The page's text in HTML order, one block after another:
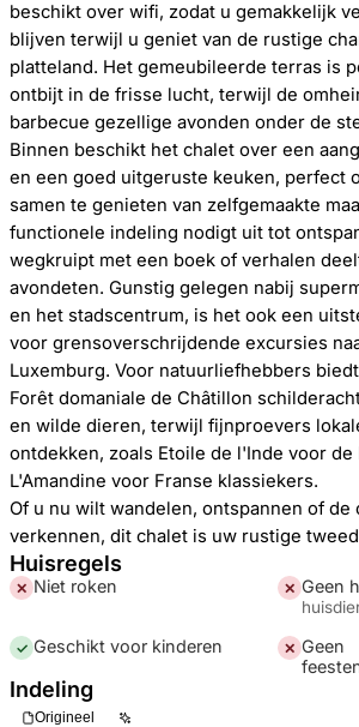
beschikt over wifi, zodat u gemakkelijk
blijven terwijl u geniet van de rustige
platteland. Het gemeubileerde terras is
ontbijt in de frisse lucht, terwijl de
barbecue gezellige avonden onder de
Binnen beschikt het chalet over een
en een goed uitgeruste keuken, perfect
samen te genieten van zelfgemaakte
functionele indeling nodigt uit tot
wegkruipt met een boek of verhalen
avondeten. Gunstig gelegen nabij
en het stadscentrum, is het ook een
voor grensoverschrijdende excursies
Luxemburg. Voor natuurliefhebbers
Forêt domaniale de Châtillon
en wilde dieren, terwijl fijnproevers
ontdekken, zoals Etoile de l'Inde voor
L'Amandine voor Franse klassiekers.
Of u nu wilt wandelen, ontspannen of de
verkennen, dit chalet is uw rustige
Huisregels
✕ Niet roken ✕ Geen
✓ Geschikt voor kinderen ✕ Geen
Indeling
Origineel